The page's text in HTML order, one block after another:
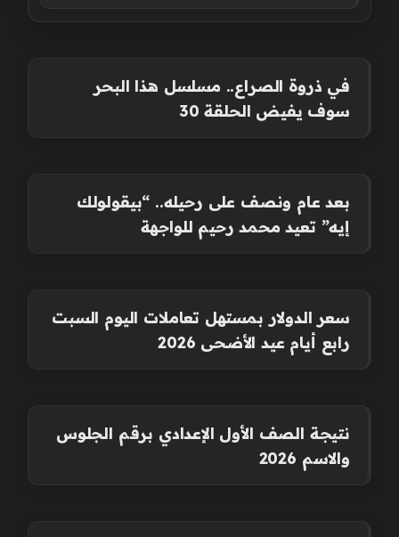
في ذروة الصراع.. مسلسل هذا البحر
سوف يفيض الحلقة 30
بعد عام ونصف على رحيله.. “بيقولولك
إيه” تعيد محمد رحيم للواجهة
سعر الدولار بمستهل تعاملات اليوم السبت
رابع أيام عيد الأضحى 2026
نتيجة الصف الأول الإعدادي برقم الجلوس
والاسم 2026